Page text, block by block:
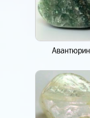
Авантюрин